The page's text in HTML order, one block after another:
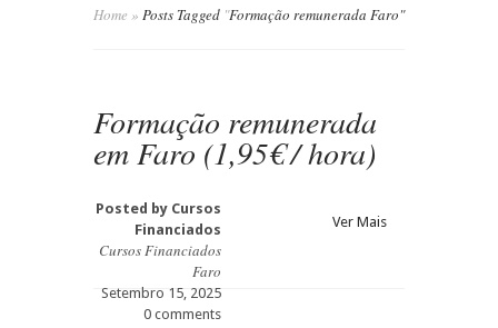
Home » Posts Tagged "Formação remunerada Faro"
Formação remunerada
em Faro (1,95€ / hora)
Posted by Cursos
Financiados
Cursos Financiados
Faro
Setembro 15, 2025
0 comments
Ver Mais